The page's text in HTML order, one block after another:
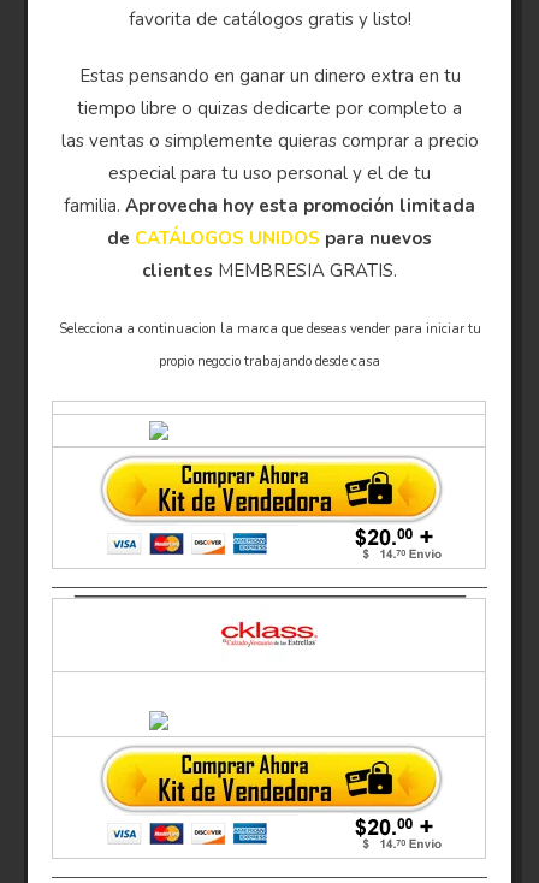
favorita de catálogos gratis y listo!
Estas pensando en ganar un dinero extra en tu
tiempo libre o quizas dedicarte por completo a
las ventas o simplemente quieras comprar a precio
especial para tu uso personal y el de tu
familia.Aprovecha hoy esta promoción limitada
de CATÁLOGOS UNIDOS para nuevos
clientes MEMBRESIA GRATIS.
Selecciona a continuacion la marca que deseas vender para iniciar tu
propio negocio trabajando desde casa